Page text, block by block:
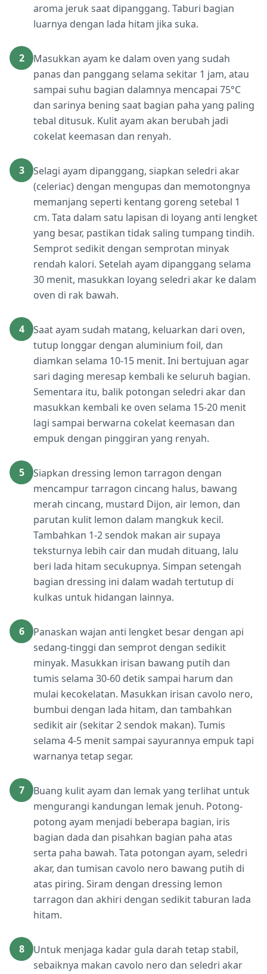
aroma jeruk saat dipanggang. Taburi bagian
luarnya dengan lada hitam jika suka.
2
Masukkan ayam ke dalam oven yang sudah
panas dan panggang selama sekitar 1 jam, atau
sampai suhu bagian dalamnya mencapai 75°C
dan sarinya bening saat bagian paha yang paling
tebal ditusuk. Kulit ayam akan berubah jadi
cokelat keemasan dan renyah.
3
Selagi ayam dipanggang, siapkan seledri akar
(celeriac) dengan mengupas dan memotongnya
memanjang seperti kentang goreng setebal 1
cm. Tata dalam satu lapisan di loyang anti lengket
yang besar, pastikan tidak saling tumpang tindih.
Semprot sedikit dengan semprotan minyak
rendah kalori. Setelah ayam dipanggang selama
30 menit, masukkan loyang seledri akar ke dalam
oven di rak bawah.
4
Saat ayam sudah matang, keluarkan dari oven,
tutup longgar dengan aluminium foil, dan
diamkan selama 10-15 menit. Ini bertujuan agar
sari daging meresap kembali ke seluruh bagian.
Sementara itu, balik potongan seledri akar dan
masukkan kembali ke oven selama 15-20 menit
lagi sampai berwarna cokelat keemasan dan
empuk dengan pinggiran yang renyah.
5
Siapkan dressing lemon tarragon dengan
mencampur tarragon cincang halus, bawang
merah cincang, mustard Dijon, air lemon, dan
parutan kulit lemon dalam mangkuk kecil.
Tambahkan 1-2 sendok makan air supaya
teksturnya lebih cair dan mudah dituang, lalu
beri lada hitam secukupnya. Simpan setengah
bagian dressing ini dalam wadah tertutup di
kulkas untuk hidangan lainnya.
6
Panaskan wajan anti lengket besar dengan api
sedang-tinggi dan semprot dengan sedikit
minyak. Masukkan irisan bawang putih dan
tumis selama 30-60 detik sampai harum dan
mulai kecokelatan. Masukkan irisan cavolo nero,
bumbui dengan lada hitam, dan tambahkan
sedikit air (sekitar 2 sendok makan). Tumis
selama 4-5 menit sampai sayurannya empuk tapi
warnanya tetap segar.
7
Buang kulit ayam dan lemak yang terlihat untuk
mengurangi kandungan lemak jenuh. Potong-
potong ayam menjadi beberapa bagian, iris
bagian dada dan pisahkan bagian paha atas
serta paha bawah. Tata potongan ayam, seledri
akar, dan tumisan cavolo nero bawang putih di
atas piring. Siram dengan dressing lemon
tarragon dan akhiri dengan sedikit taburan lada
hitam.
8
Untuk menjaga kadar gula darah tetap stabil,
sebaiknya makan cavolo nero dan seledri akar